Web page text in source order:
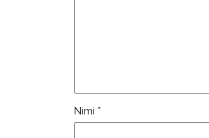
Nimi *